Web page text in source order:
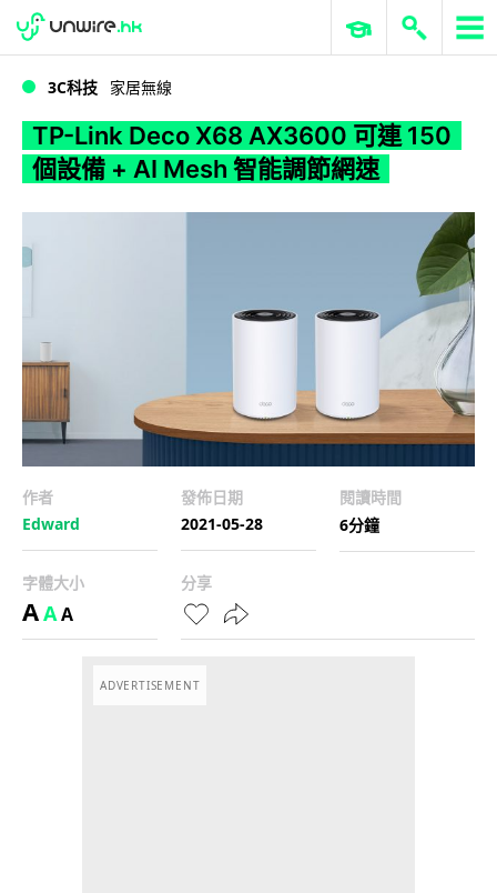
WWDC 2026 ERP 與商業 AI
3C科技 家居無線
TP-Link Deco X68 AX3600 可連 150
個設備 + AI Mesh 智能調節網速
作者
Edward
發佈日期
2021-05-28
閱讀時間
6分鐘
字體大小
AAA
分享
ADVERTISEMENT